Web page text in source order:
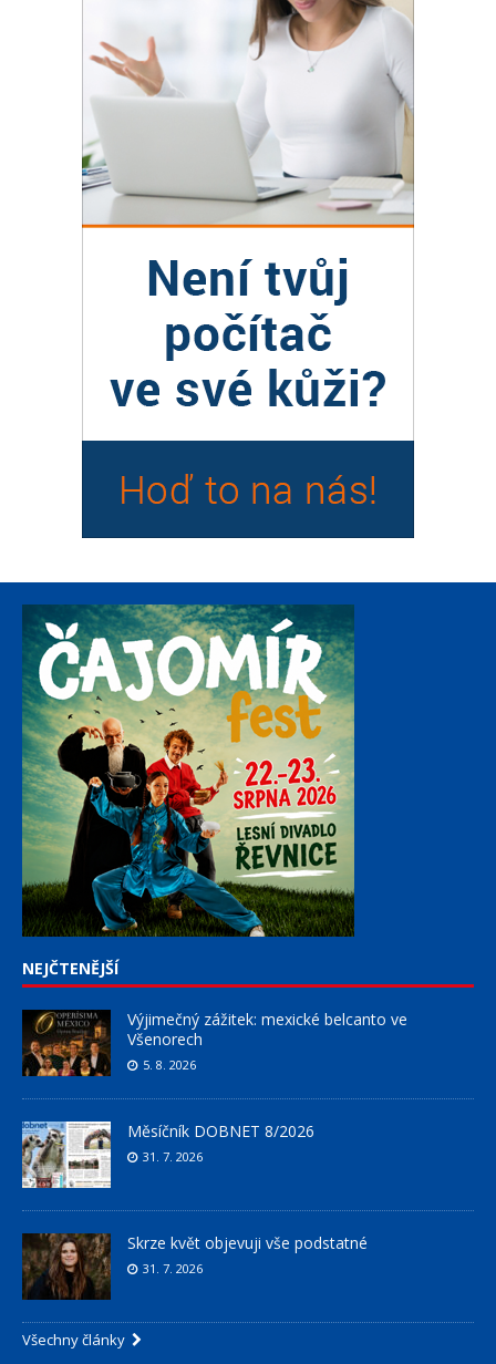
NEJČTENĚJŠÍ
Výjimečný zážitek: mexické belcanto ve
Všenorech
5. 8. 2026
Měsíčník DOBNET 8/2026
31. 7. 2026
Skrze květ objevuji vše podstatné
31. 7. 2026
Všechny články